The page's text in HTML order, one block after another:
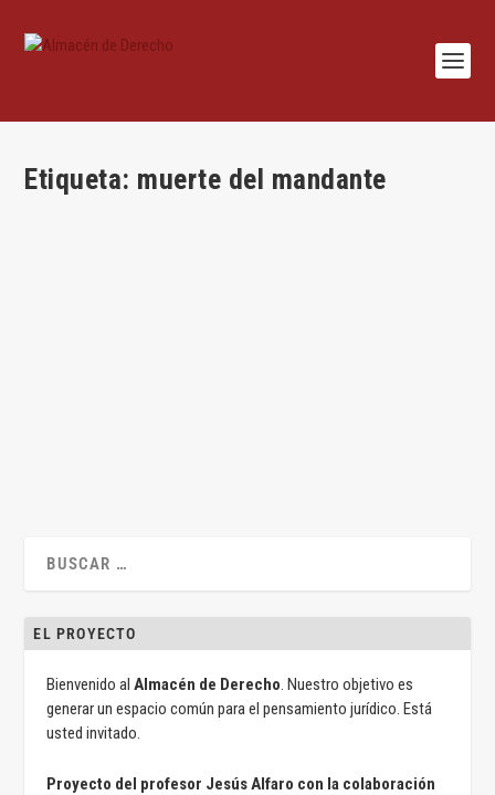
Etiqueta: muerte del mandante
EL PROYECTO
Bienvenido alAlmacén de Derecho. Nuestro objetivo es
generar un espacio común para el pensamiento jurídico. Está
usted invitado.
Proyecto del profesor Jesús Alfaro con la colaboración